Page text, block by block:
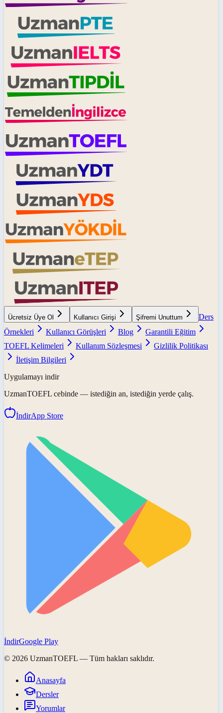
Ücretsiz Üye Ol Kullanıcı Girişi Şifremi Unuttum
Ders
Örnekleri
Kullanıcı Görüşleri Blog
Garantili Eğitim
TOEFL Kelimeleri
Kullanım Sözleşmesi
Gizlilik Politikası
İletişim Bilgileri
Uygulamayı indir
UzmanTOEFL cebinde — istediğin an, istediğin yerde çalış.
İndirApp Store
İndirGoogle Play
© 2026 UzmanTOEFL — Tüm hakları saklıdır.
Anasayfa
Dersler
Yorumlar